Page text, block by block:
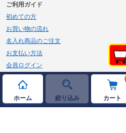
ホーム 絞り込み カート
ご利用ガイド
初めての方
お買い物の流れ
名入れ商品のご注文
お支払い方法
会員ログイン
メルマガ登録
新規会員登録
ページトッ